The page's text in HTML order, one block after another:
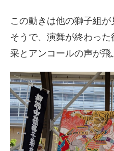
この動きは他の獅子組
そうで、演舞が終わっ
采とアンコールの声が飛